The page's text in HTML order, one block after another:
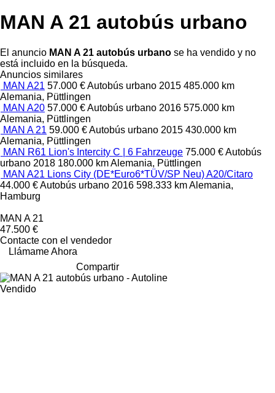
MAN A 21 autobús urbano
El anuncio MAN A 21 autobús urbano se ha vendido y no
está incluido en la búsqueda.
Anuncios similares
MAN A21 57.000 €Autobús urbano 2015 485.000 km
Alemania, Püttlingen
MAN A20 57.000 €Autobús urbano 2016 575.000 km
Alemania, Püttlingen
MAN A 21 59.000 €Autobús urbano 2015 430.000 km
Alemania, Püttlingen
MAN R61 Lion's Intercity C | 6 Fahrzeuge 75.000 €Autobús
urbano 2018 180.000 kmAlemania, Püttlingen
MAN A21 Lions City (DE*Euro6*TÜV/SP Neu) A20/Citaro
44.000 €Autobús urbano 2016 598.333 kmAlemania,
Hamburg
MAN A 21
47.500 €
Contacte con el vendedor
Llámame Ahora
Compartir
Vendido